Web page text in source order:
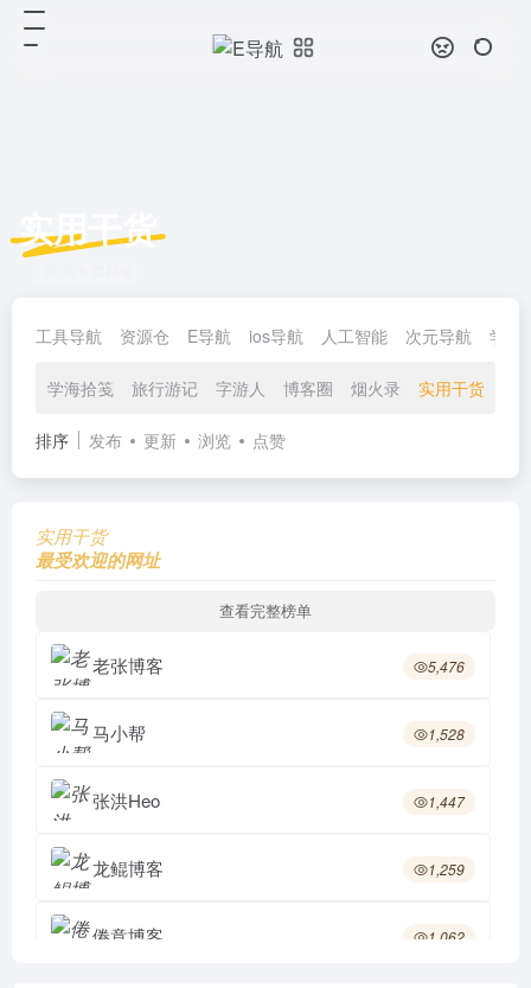
实用干货
工具导航 资源仓 E导航 ios导航 人工智能 次元导航 学习
学海拾笺 旅行游记 字游人 博客圈 烟火录 实用干货
排序 发布 更新 浏览 点赞
实用干货
最受欢迎的网址
查看完整榜单
老张博客 5,476
马小帮 1,528
张洪Heo 1,447
龙鲲博客 1,259
倦意博客 1,062